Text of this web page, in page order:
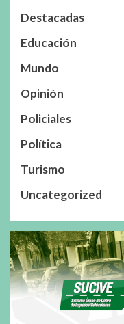
Destacadas
Educación
Mundo
Opinión
Policiales
Política
Turismo
Uncategorized